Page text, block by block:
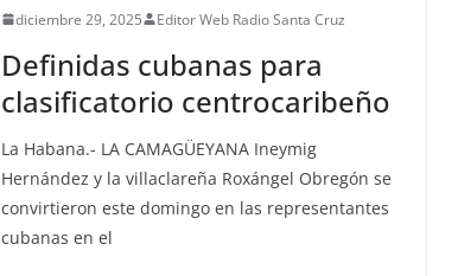
diciembre 29, 2025 Editor Web Radio Santa Cruz
Definidas cubanas para
clasificatorio centrocaribeño
La Habana.- LA CAMAGÜEYANA Ineymig
Hernández y la villaclareña Roxángel Obregón se
convirtieron este domingo en las representantes
cubanas en el